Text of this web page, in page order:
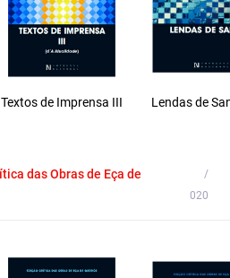
Textos de Imprensa III Lendas de
das Obras de Eça de